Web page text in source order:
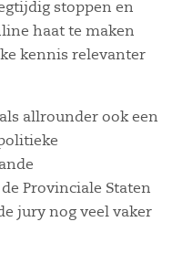
stoppen en
haat te maken
kennis relevanter
allrounder ook een
Provinciale Staten
jury nog veel vaker